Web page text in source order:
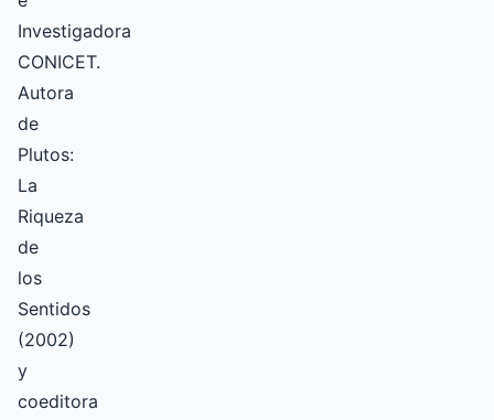
Investigadora
CONICET.
Autora
de
Plutos:
La
Riqueza
de
los
Sentidos
(2002)
y
coeditora